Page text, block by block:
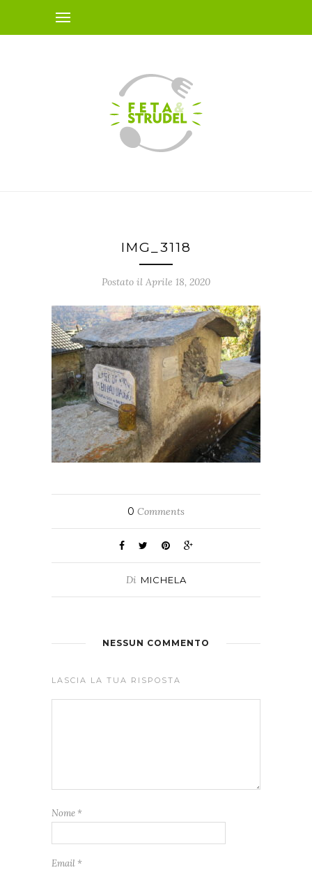
IMG_3118
Postato il Aprile 18, 2020
0 Comments
Di MICHELA
NESSUN COMMENTO
LASCIA LA TUA RISPOSTA
Nome *
Email *